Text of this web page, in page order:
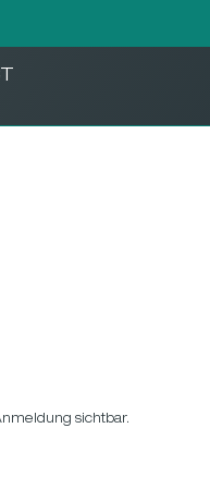
sichtbar.